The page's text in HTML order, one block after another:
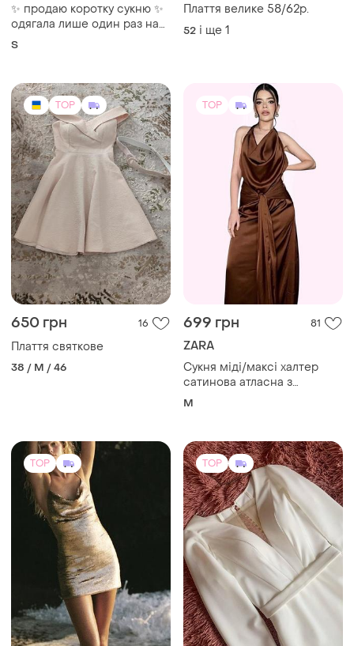
✨ продаю коротку сукню ✨
одягала лише один раз на
фотозйомку. стан
S
Плаття велике 58/62р.
52 і ще 1
TOP
650 грн 16
Плаття святкове
38 / M / 46
TOP
699 грн 81
ZARA
Сукня міді/максі халтер
сатинова атласна з
відкритою спиною і
M
TOP TOP